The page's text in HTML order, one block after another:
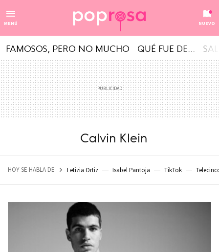
MENÚ NUEVO
FAMOSOS, PERO NO MUCHO QUÉ FUE DE...
Calvin Klein
HOY SE HABLA DE Letizia Ortiz Isabel Pantoja TikTok